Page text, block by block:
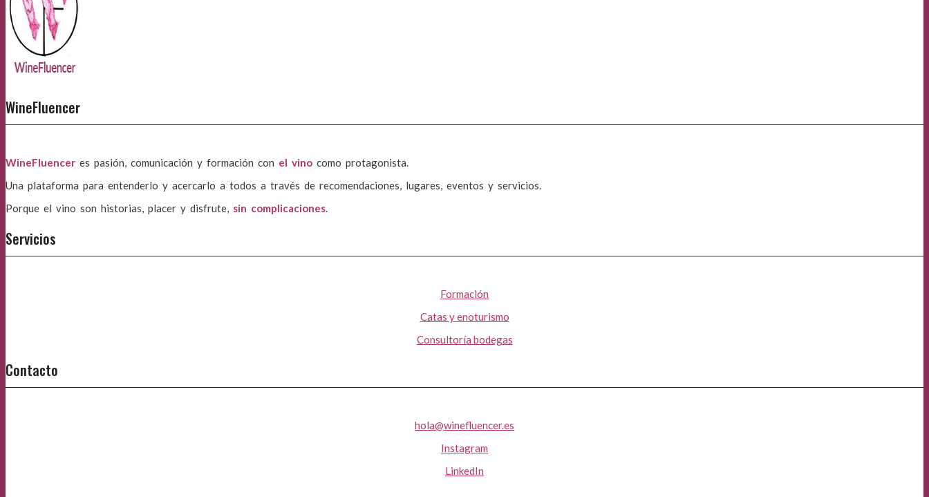
WineFluencer
WineFluencer es pasión, comunicación y formación con el vino como protagonista.
Una plataforma para entenderlo y acercarlo a todos a través de recomendaciones, lugares, eventos y servicios.
Porque el vino son historias, placer y disfrute, sin complicaciones.
Servicios
Formación
Catas y enoturismo
Consultoría bodegas
Contacto
hola@winefluencer.es
Instagram
LinkedIn